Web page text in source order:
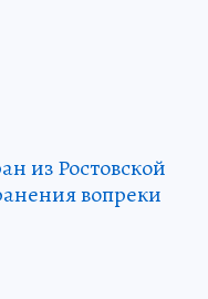
из Ростовской
вопреки